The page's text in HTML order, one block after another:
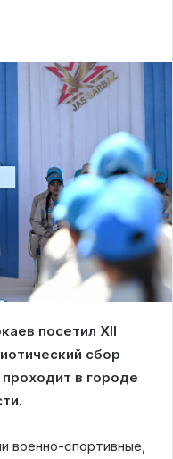
посетил ХІI
сбор
в городе
военно-спортивные,